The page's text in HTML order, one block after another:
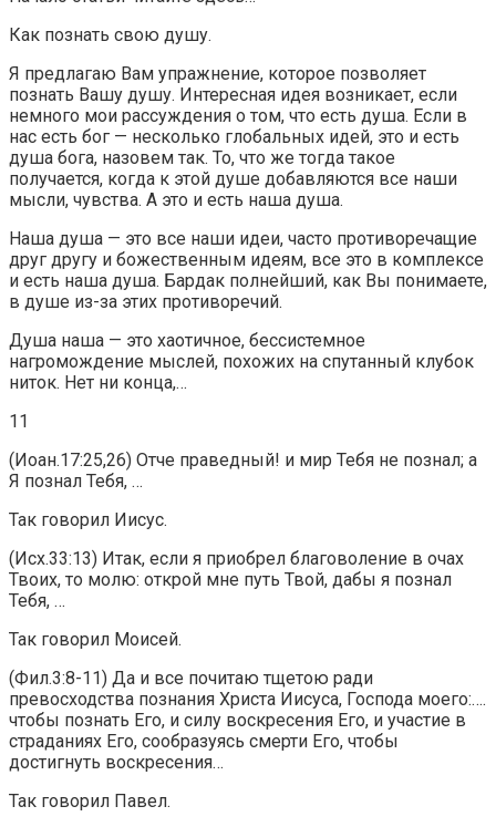
Как познать свою душу.
Я предлагаю Вам упражнение, которое позволяет
познать Вашу душу. Интересная идея возникает, если
немного мои рассуждения о том, что есть душа. Если в
нас есть бог — несколько глобальных идей, это и есть
душа бога, назовем так. То, что же тогда такое
получается, когда к этой душе добавляются все наши
мысли, чувства. А это и есть наша душа.
Наша душа — это все наши идеи, часто противоречащие
друг другу и божественным идеям, все это в комплексе
и есть наша душа. Бардак полнейший, как Вы понимаете,
в душе из-за этих противоречий.
Душа наша — это хаотичное, бессистемное
нагромождение мыслей, похожих на спутанный клубок
ниток. Нет ни конца,…
11
(Иоан.17:25,26) Отче праведный! и мир Тебя не познал; а
Я познал Тебя, …
Так говорил Иисус.
(Исх.33:13) Итак, если я приобрел благоволение в очах
Твоих, то молю: открой мне путь Твой, дабы я познал
Тебя, …
Так говорил Моисей.
(Фил.3:8-11) Да и все почитаю тщетою ради
превосходства познания Христа Иисуса, Господа моего:….
чтобы познать Его, и силу воскресения Его, и участие в
страданиях Его, сообразуясь смерти Его, чтобы
достигнуть воскресения…
Так говорил Павел.